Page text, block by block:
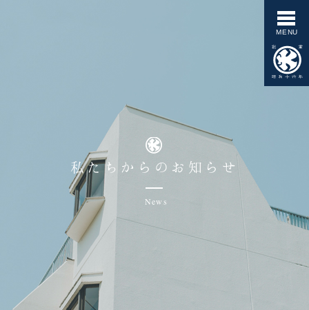
私たちからのお知らせ
News